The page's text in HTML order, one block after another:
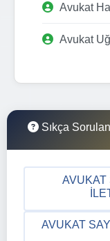
Avukat
Avukat
Sıkça
AVUKAT
AVUKAT